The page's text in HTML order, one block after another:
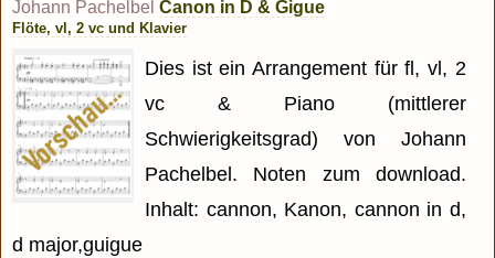
Johann Pachelbel Canon in D & Gigue
Flöte, vl, 2 vc und Klavier
Dies ist ein Arrangement für fl, vl, 2
vc & Piano (mittlerer
Schwierigkeitsgrad) von Johann
Pachelbel. Noten zum download.
Inhalt: cannon, Kanon, cannon in d,
d major,guigue